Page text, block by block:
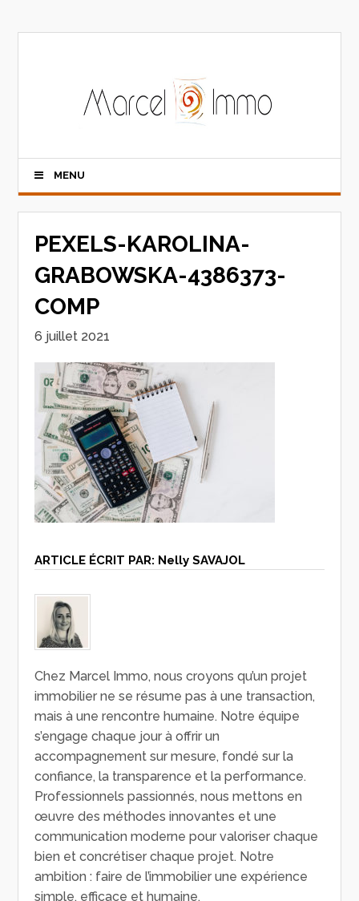
MENU
PEXELS-KAROLINA-
GRABOWSKA-4386373-
COMP
6 juillet 2021
ARTICLE ÉCRIT PAR: Nelly SAVAJOL
Chez Marcel Immo, nous croyons qu’un projet
immobilier ne se résume pas à une transaction,
mais à une rencontre humaine. Notre équipe
s’engage chaque jour à offrir un
accompagnement sur mesure, fondé sur la
confiance, la transparence et la performance.
Professionnels passionnés, nous mettons en
œuvre des méthodes innovantes et une
communication moderne pour valoriser chaque
bien et concrétiser chaque projet. Notre
ambition : faire de l’immobilier une expérience
simple, efficace et humaine.